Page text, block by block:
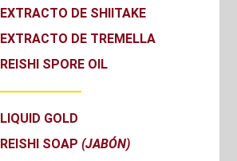
EXTRACTO DE SHIITAKE
EXTRACTO DE TREMELLA
REISHI SPORE OIL
LIQUID GOLD
REISHI SOAP (JABÓN)